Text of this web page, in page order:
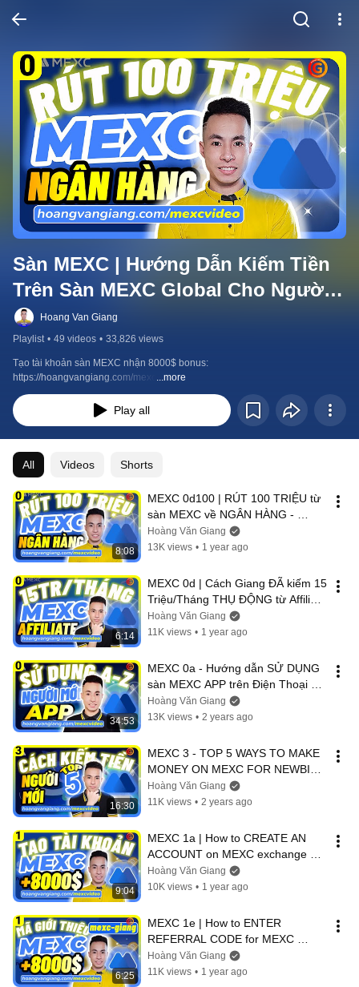
Sàn MEXC | Hướng Dẫn Kiếm Tiền
Trên Sàn MEXC Global Cho Người
Mới A-Z (Toàn Tập) - Hoàng Văn
Giang
Hoang Van Giang
Playlist • 49 videos • 33,826 views
Tạo tài khoản sàn MEXC nhận 8000$ bonus:
https://hoangvangiang.com/mexc ...more
Play all
All Videos Shorts
8:08
MEXC 0d100 | RÚT 100 TRIỆU từ
sàn MEXC về NGÂN HÀNG -
Hoàng Văn Giang
Hoàng Văn Giang
13K views • 1 year ago
6:14
MEXC 0d | Cách Giang ĐÃ kiếm 15
Triệu/Tháng THỤ ĐỘNG từ Affiliate
sàn MEXC (Bằng chứng THỰC
TẾ)
Hoàng Văn Giang
11K views • 1 year ago
34:53
MEXC 0a - Hướng dẫn SỬ DỤNG
sàn MEXC APP trên Điện Thoại
cho NGƯỜI MỚI 2025 A-Z (Toàn
Tập)
Hoàng Văn Giang
13K views • 2 years ago
16:30
MEXC 3 - TOP 5 WAYS TO MAKE
MONEY ON MEXC FOR NEWBIES
FASTEST A-Z
Hoàng Văn Giang
11K views • 2 years ago
9:04
MEXC 1a | How to CREATE AN
ACCOUNT on MEXC exchange
and Verify KYC on the NEWEST
MEXC exchange to...
Hoàng Văn Giang
10K views • 1 year ago
6:25
MEXC 1e | How to ENTER
REFERRAL CODE for MEXC
mexc-giang exchange to receive
$8000 bonus
Hoàng Văn Giang
11K views • 1 year ago